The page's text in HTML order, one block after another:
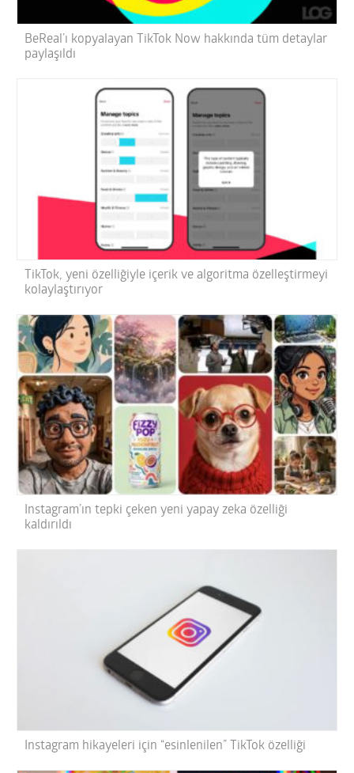
BeReal’ı kopyalayan TikTok Now hakkında tüm detaylar
paylaşıldı
TikTok, yeni özelliğiyle içerik ve algoritma özelleştirmeyi
kolaylaştırıyor
Instagram’ın tepki çeken yeni yapay zeka özelliği
kaldırıldı
Instagram hikayeleri için “esinlenilen” TikTok özelliği